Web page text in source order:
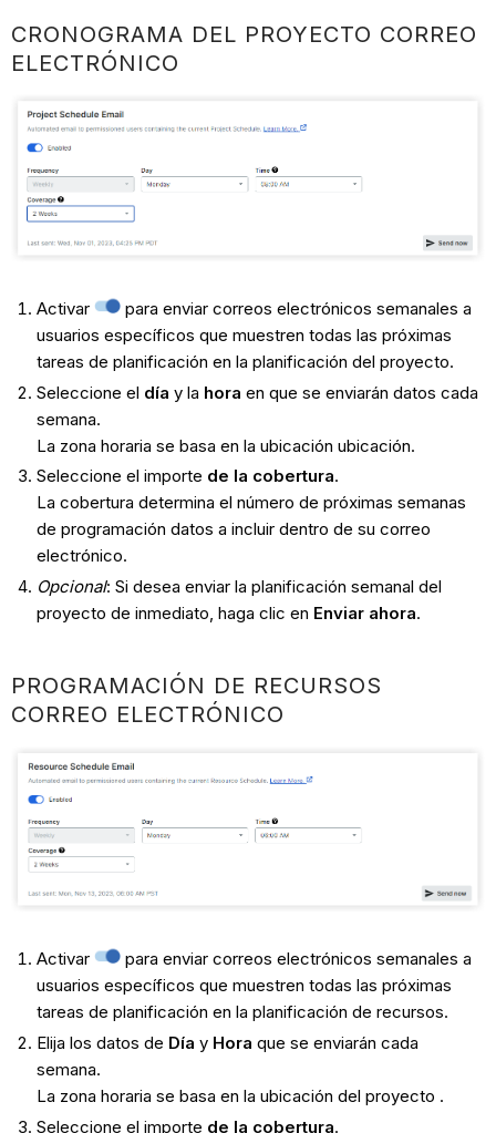
CRONOGRAMA DEL PROYECTO CORREO
ELECTRÓNICO
Activar
para enviar correos electrónicos semanales a
usuarios específicos que muestren todas las próximas
tareas de planificación en la planificación del proyecto.
Seleccione el día y la hora en que se enviarán datos cada
semana.
La zona horaria se basa en la ubicación ubicación.
Seleccione el importe de la cobertura.
La cobertura determina el número de próximas semanas
de programación datos a incluir dentro de su correo
electrónico.
Opcional: Si desea enviar la planificación semanal del
proyecto de inmediato, haga clic en Enviar ahora.
PROGRAMACIÓN DE RECURSOS
CORREO ELECTRÓNICO
Activar
para enviar correos electrónicos semanales a
usuarios específicos que muestren todas las próximas
tareas de planificación en la planificación de recursos.
Elija los datos de Día y Hora que se enviarán cada
semana.
La zona horaria se basa en la ubicación del proyecto .
Seleccione el importe de la cobertura.